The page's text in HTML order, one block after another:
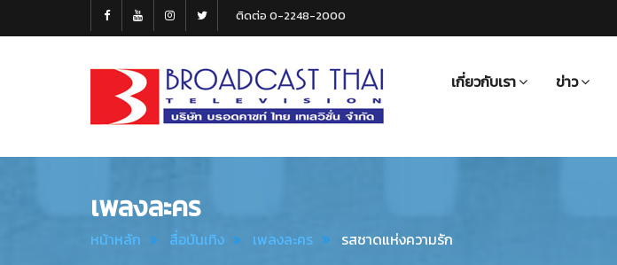
ติดต่อ 0-2248-2000
Thai
เกี่ยวกับเรา ข่าว
เพลงละคร
หน้าหลัก สื่อบันเทิง เพลงละคร รสชาดแห่งความรัก